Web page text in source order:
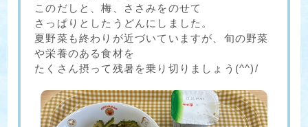
このだしと、梅、ささみをのせて
さっぱりとしたうどんにしました。
夏野菜も終わりが近づいていますが、旬の野菜
や栄養のある食材を
たくさん摂って残暑を乗り切りましょう(^^)/